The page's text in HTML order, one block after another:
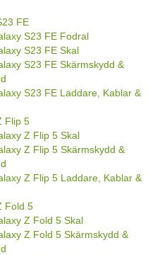
FE
S23 FE Fodral
S23 FE Skal
S23 FE Skärmskydd &
S23 FE Laddare, Kablar &
Flip 5
Z Flip 5 Skal
Z Flip 5 Skärmskydd &
Z Flip 5 Laddare, Kablar &
Fold 5
Z Fold 5 Skal
Z Fold 5 Skärmskydd &